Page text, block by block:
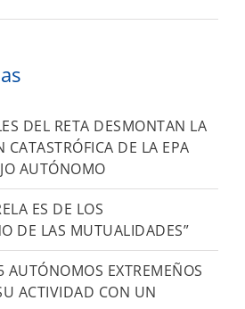
DEL RETA DESMONTAN LA
CATASTRÓFICA DE LA EPA
AUTÓNOMO
ES DE LOS
DE LAS MUTUALIDADES”
EXTREMEÑOS
ACTIVIDAD CON UN